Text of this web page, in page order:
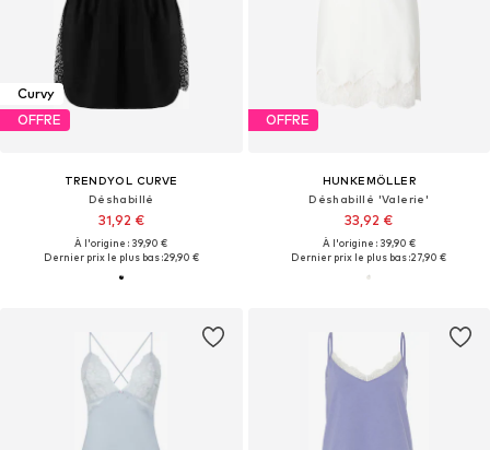
Curvy
OFFRE
TRENDYOL CURVE
Déshabillé
31,92 €
À l'origine : 39,90 €
Dernier prix le plus bas :29,90 €
OFFRE
HUNKEMÖLLER
Déshabillé 'Valerie'
33,92 €
À l'origine : 39,90 €
Dernier prix le plus bas :27,90 €